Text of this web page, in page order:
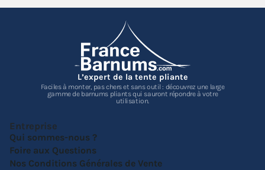
L’expert de la tente pliante
Faciles à monter, pas chers et sans outil : découvrez une large
gamme de barnums pliants qui sauront répondre à votre
utilisation.
Entreprise
Qui sommes-nous ?
Foire aux Questions
Nos Conditions Générales de Vente